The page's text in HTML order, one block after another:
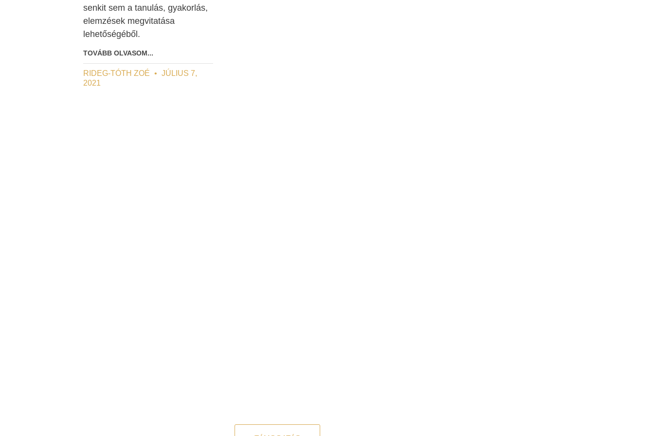
senkit sem a tanulás, gyakorlás,
elemzések megvitatása
lehetőségéből.
TOVÁBB OLVASOM...
RIDEG-TÓTH ZOÉ
JÚLIUS 7,
2021